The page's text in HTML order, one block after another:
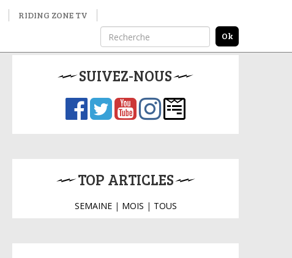
RIDING ZONE TV
SUIVEZ-NOUS
TOP ARTICLES
SEMAINE| MOIS | TOUS